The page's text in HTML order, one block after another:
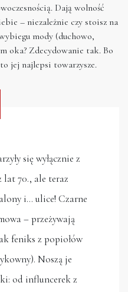
Dają wolność
– niezależnie czy stoisz na
mody (duchowo,
oka? Zdecydowanie tak. Bo
jej najlepsi towarzysze.
się wyłącznie z
lat 70., ale teraz
i… ulice! Czarne
– przeżywają
feniks z popiołów
Noszą je
od influncerek z